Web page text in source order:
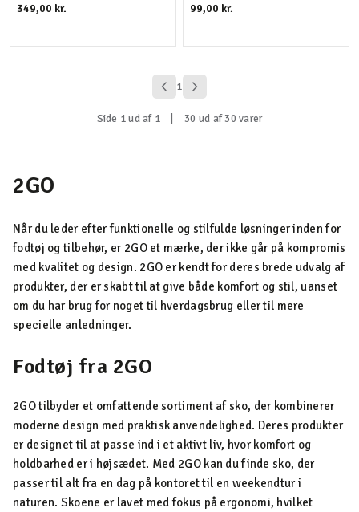
349,00 kr. 99,00 kr.
1
Side 1 ud af 1 30 ud af 30 varer
2GO
Når du leder efter funktionelle og stilfulde løsninger inden for
fodtøj og tilbehør, er 2GO et mærke, der ikke går på kompromis
med kvalitet og design. 2GO er kendt for deres brede udvalg af
produkter, der er skabt til at give både komfort og stil, uanset
om du har brug for noget til hverdagsbrug eller til mere
specielle anledninger.
Fodtøj fra 2GO
2GO tilbyder et omfattende sortiment af sko, der kombinerer
moderne design med praktisk anvendelighed. Deres produkter
er designet til at passe ind i et aktivt liv, hvor komfort og
holdbarhed er i højsædet. Med 2GO kan du finde sko, der
passer til alt fra en dag på kontoret til en weekendtur i
naturen. Skoene er lavet med fokus på ergonomi, hvilket